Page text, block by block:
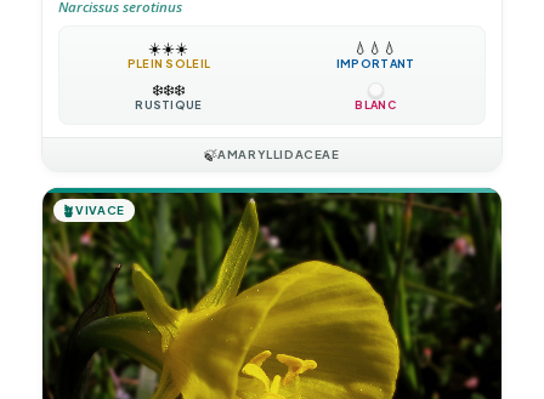
Narcissus serotinus
☀️☀️☀️
PLEIN SOLEIL
💧 💧 💧
IMPORTANT
❄️❄️❄️
RUSTIQUE BLANC
🍃AMARYLLIDACEAE
🪴VIVACE